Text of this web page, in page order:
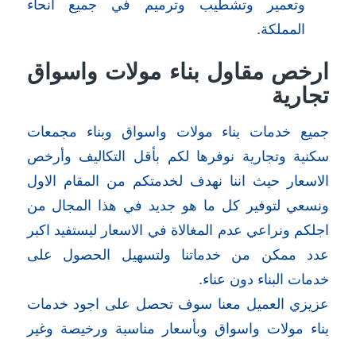
المملكة.
ارخص مقاول بناء مولات واسواق
تجارية
جميع خدمات بناء مولات واسواق وبناء مجمعات
سكنية وتجارية نوفرها لكم بأقل التكاليف وأرخص
الاسعار حيث اننا نهدف لخدمتكم من المقام الاول
ونسعي لتوفير كل ما هو جديد في هذا المجال من
اجلكم ونراعي عدم المغالاة في الاسعار ليستفيد اكبر
عدد ممكن من خدماتنا ولتسهيل الحصول على
خدمات البناء دون عناء.
عزيزي العميل معنا سوف تحصل على اجود خدمات
بناء مولات واسواق وبأسعار مناسبة ورخيصة وغير